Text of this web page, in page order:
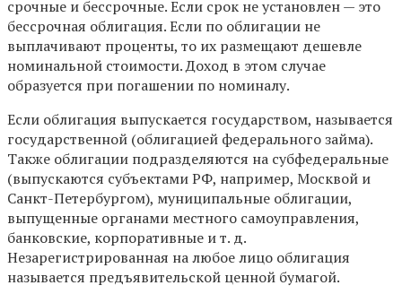
срочные и бессрочные. Если срок не установлен — это
бессрочная облигация. Если по облигации не
выплачивают проценты, то их размещают дешевле
номинальной стоимости. Доход в этом случае
образуется при погашении по номиналу.
Если облигация выпускается государством, называется
государственной (облигацией федерального займа).
Также облигации подразделяются на субфедеральные
(выпускаются субъектами РФ, например, Москвой и
Санкт-Петербургом), муниципальные облигации,
выпущенные органами местного самоуправления,
банковские, корпоративные и т. д.
Незарегистрированная на любое лицо облигация
называется предъявительской ценной бумагой.